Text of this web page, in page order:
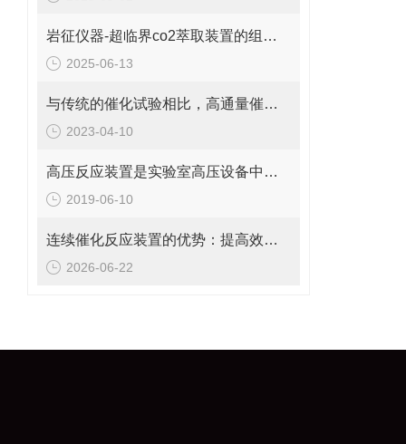
岩征仪器-超临界co2萃取装置的组成部分
2025-06-13
与传统的催化试验相比，高通量催化剂评价装置的优势体现在哪些方面？
2023-04-10
高压反应装置是实验室高压设备中的占有率很高的产品
2019-06-10
连续催化反应装置的优势：提高效率、安全性与过程控制精度
2026-06-22